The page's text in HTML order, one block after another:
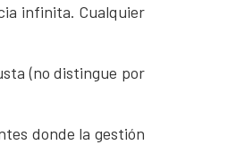
infinita. Cualquier
(no distingue por
donde la gestión